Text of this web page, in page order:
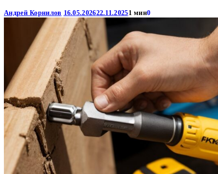
Андрей Корнилов 16.05.202622.11.20251 мин0